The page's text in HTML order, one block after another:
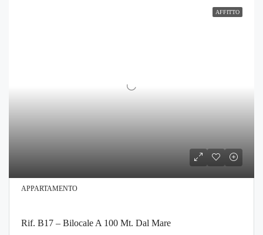
AFFITTO
APPARTAMENTO
Rif. B17 – Bilocale A 100 Mt. Dal Mare